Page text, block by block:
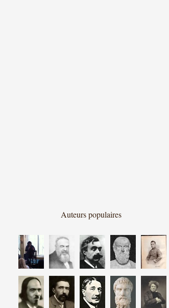
Auteurs populaires